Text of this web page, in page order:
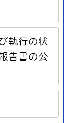
執行の状
告書の公